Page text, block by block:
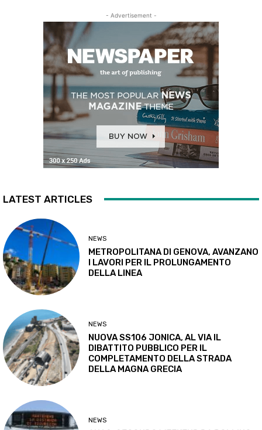
- Advertisement -
LATEST ARTICLES
NEWS
METROPOLITANA DI GENOVA, AVANZANO
I LAVORI PER IL PROLUNGAMENTO
DELLA LINEA
NEWS
NUOVA SS106 JONICA, AL VIA IL
DIBATTITO PUBBLICO PER IL
COMPLETAMENTO DELLA STRADA
DELLA MAGNA GRECIA
NEWS